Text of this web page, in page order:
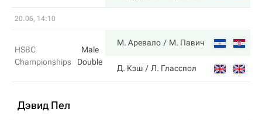
20.06, 14:10
HSBC
Championships
Male
Double
М. Аревало М. Павич
Д. Кэш Л. Гласспол
Дэвид Пел